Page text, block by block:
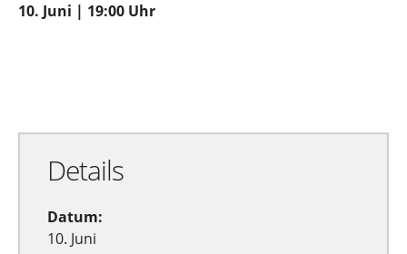
10. Juni | 19:00 Uhr
Details
Datum:
10. Juni